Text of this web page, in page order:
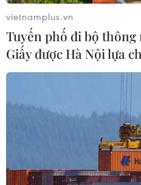
vietnamplus.vn
Tuyến phố đi bộ
Giấy được Hà Nội lựa